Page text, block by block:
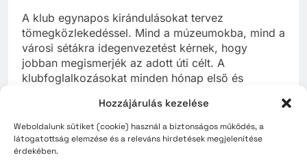
Hozzájárulás kezelése
Weboldalunk sütiket (cookie) használ a biztonságos működés, a
látogatottság elemzése és a releváns hirdetések megjelenítése
érdekében.
A klub egynapos kirándulásokat tervez
tömegközlekedéssel. Mind a múzeumokba, mind a
városi sétákra idegenvezetést kérnek, hogy
jobban megismerjék az adott úti célt. A
klubfoglalkozásokat minden hónap első és
közösségi házban, a Holt Tisza mellett.
Klubvezető:Demeter Árpád. Elérhetősége: 06-
20/596-2558 e-mail:
demeterarpad007@gmail.com